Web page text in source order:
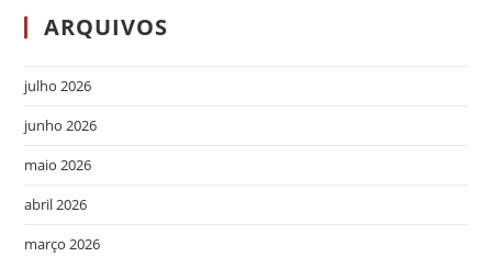
ARQUIVOS
julho 2026
junho 2026
maio 2026
abril 2026
março 2026